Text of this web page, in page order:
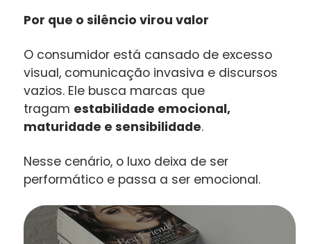
Por que o silêncio virou valor
O consumidor está cansado de excesso
visual, comunicação invasiva e discursos
vazios. Ele busca marcas que
tragam estabilidade emocional,
maturidade e sensibilidade.
Nesse cenário, o luxo deixa de ser
performático e passa a ser emocional.